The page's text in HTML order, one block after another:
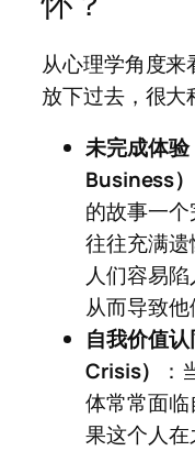
从心理学角度
放下过去，很大
未完成体
Business）
的故事一
往往充满遗
人们容易陷
从而导致他
自我价值
Crisis）
：
体常常面
果这个人